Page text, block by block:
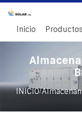
Inicio Productos
INICIO/